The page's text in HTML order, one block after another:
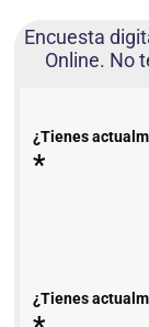
Encuesta
Online. No
¿Tienes
*
¿Tienes